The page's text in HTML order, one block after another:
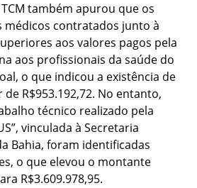
também apurou que os
médicos contratados junto à
aos valores pagos pela
aos profissionais da saúde do
o que indicou a existência de
R$953.192,72. No entanto,
técnico realizado pela
vinculada à Secretaria
Bahia, foram identificadas
o que elevou o montante
R$3.609.978,95.